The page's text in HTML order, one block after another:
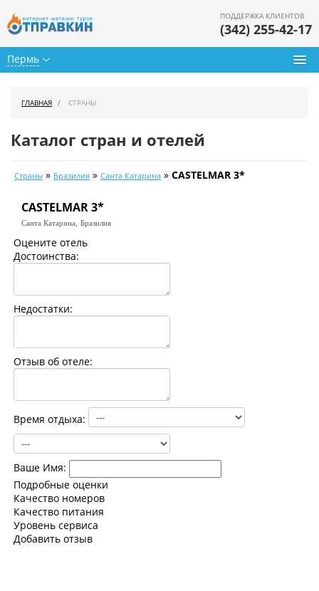
Пермь
ПОДДЕРЖКА КЛИЕНТОВ
(342) 255-42-17
Календарь туров
Цены дня
Страны
ГЛАВНАЯ СТРАНЫ
Каталог стран и отелей
Страны » Бразилия » Санта Катарина » CASTELMAR 3*
CASTELMAR 3*
Санта Катарина, Бразилия
Оцените отель
Достоинства:
Недостатки:
Отзыв об отеле:
Время отдыха:
Ваше Имя:
Подробные оценки
Качество номеров
Качество питания
Уровень сервиса
Добавить отзыв